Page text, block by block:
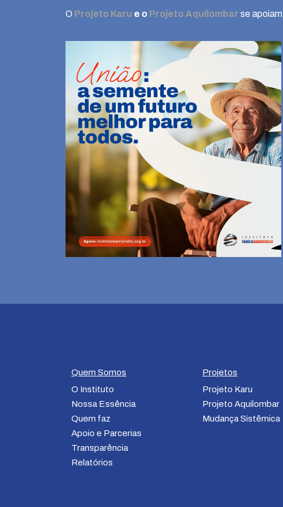
O Projeto Karu e o Projeto Aquilombar se
Quem Somos
O Instituto
Nossa Essência
Quem faz
Apoio e Parcerias
Transparência
Relatórios
Projetos
Projeto Karu
Projeto Aquilombar
Mudança Sistêmica